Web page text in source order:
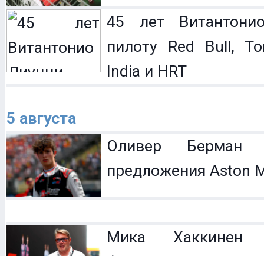
45 лет
пилоту Red Bull,
India и HRT
5 августа
Оливер Берман
предложения Aston
Мика Хаккинен